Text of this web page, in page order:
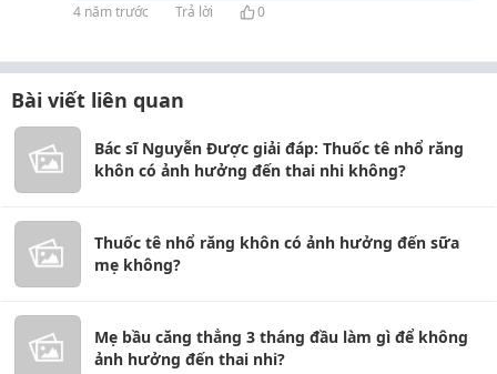
4 năm trước Trả lời 0
Bài viết liên quan
Bác sĩ Nguyễn Được giải đáp: Thuốc tê nhổ răng
khôn có ảnh hưởng đến thai nhi không?
Thuốc tê nhổ răng khôn có ảnh hưởng đến sữa
mẹ không?
Mẹ bầu căng thẳng 3 tháng đầu làm gì để không
ảnh hưởng đến thai nhi?